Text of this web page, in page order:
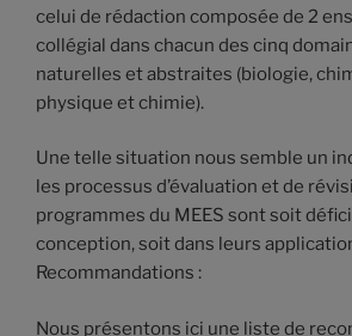
celui de rédaction composée de 2
collégial dans chacun des cinq
naturelles et abstraites (biologie,
physique et chimie).
Une telle situation nous semble un
les processus d’évaluation et de
programmes du MEES sont soit
conception, soit dans leurs
Recommandations :
Nous présentons ici une liste de